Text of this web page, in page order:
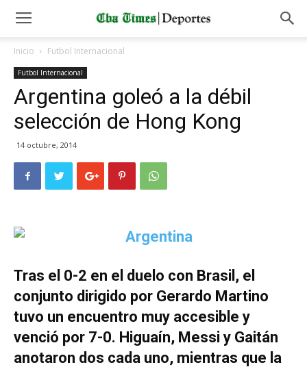
Inicio Futbol Internacional
Futbol Internacional
Argentina goleó a la débil
selección de Hong Kong
14 octubre, 2014
Tras el 0-2 en el duelo con Brasil, el
conjunto dirigido por Gerardo Martino
tuvo un encuentro muy accesible y
venció por 7-0. Higuaín, Messi y Gaitán
anotaron dos cada uno, mientras que la